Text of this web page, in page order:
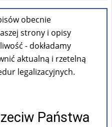
sprawy
obecnie
strony i opisy
- dokładamy
aktualną i rzetelną
legalizacyjnych.
Państwa